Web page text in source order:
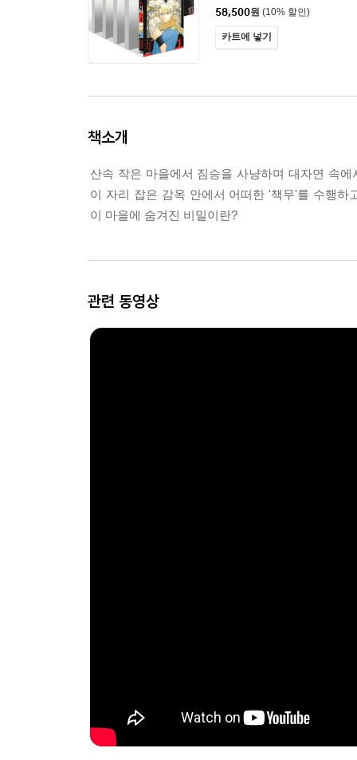
58,500원 (10% 할인)
카트에 넣기
책소개
산속 작은 마을에서 짐승을 사냥하며 대자연 속
이 자리 잡은 감옥 안에서 어떠한 '책무'를 수행
이 마을에 숨겨진 비밀이란?
관련 동영상